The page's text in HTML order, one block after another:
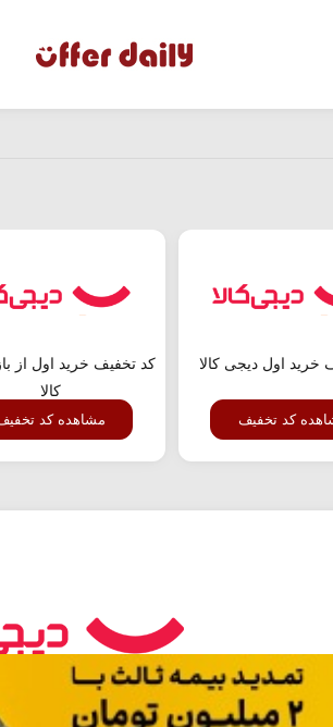
خرید اول دیجی کالا
کد تخفیف
کد تخفیف خرید اول از
کالا
مشاهده کد